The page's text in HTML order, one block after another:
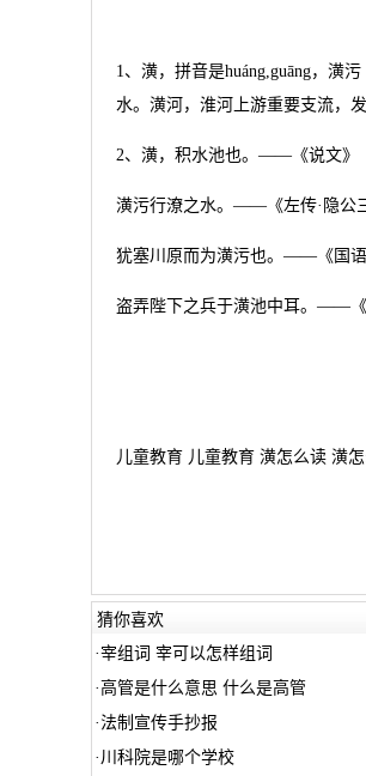
1、潢，拼音是huáng,guāng，潢
水。潢河，淮河上游重要支流，
2、潢，积水池也。――《说文》
潢污行潦之水。――《左传·隐公
犹塞川原而为潢污也。――《国语
盗弄陛下之兵于潢池中耳。――《
儿童教育 儿童教育 潢怎么读 潢
猜你喜欢
·宰组词 宰可以怎样组词
· 高管是什么意思 什么是高管
· 法制宣传手抄报
· 川科院是哪个学校